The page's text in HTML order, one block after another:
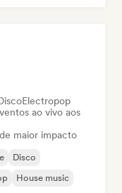
Electropop
ao vivo aos
maior impacto
Disco
House music